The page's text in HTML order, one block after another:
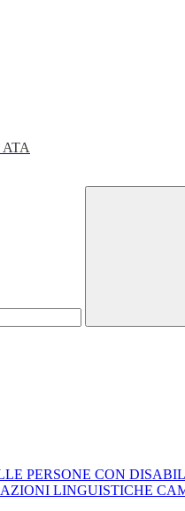
ATA
PERSONE CON
LINGUISTICHE